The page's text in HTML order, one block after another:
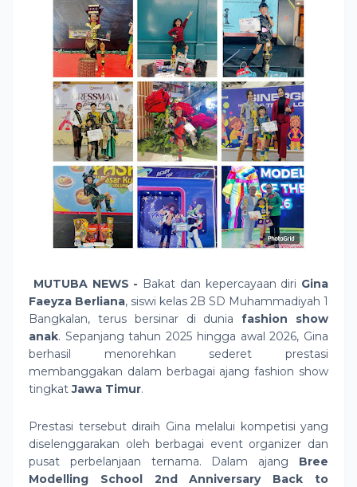
MUTUBA NEWS - Bakat dan kepercayaan diri Gina
Faeyza Berliana, siswi kelas 2B SD Muhammadiyah 1
Bangkalan, terus bersinar di duniafashion show
anak. Sepanjang tahun 2025 hingga awal 2026, Gina
berhasil menorehkan sederet prestasi
membanggakan dalam berbagai ajang fashion show
tingkatJawa Timur.
Prestasi tersebut diraih Gina melalui kompetisi yang
diselenggarakan oleh berbagai event organizer dan
pusat perbelanjaan ternama. Dalam ajang Bree
Modelling School 2nd Anniversary Back to